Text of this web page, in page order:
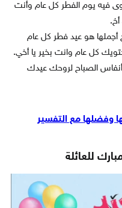
فيه يوم الفطر كل عام وأنت
أخ.
أجملها هو عيد فطر كل عام
كل عام وانت بخير يا أخي.
الصباح لروحك عيدك
وفضلها مع التفسير
للعائلة